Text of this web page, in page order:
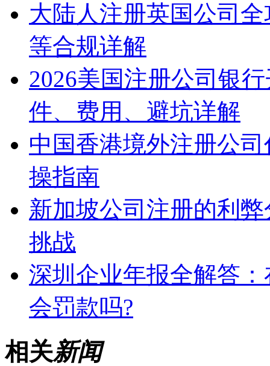
大陆人注册英国公司
等合规详解
2026美国注册公司银
件、费用、避坑详解
中国香港境外注册公
操指南
新加坡公司注册的利
挑战
深圳企业年报全解答
会罚款吗?
相关新闻